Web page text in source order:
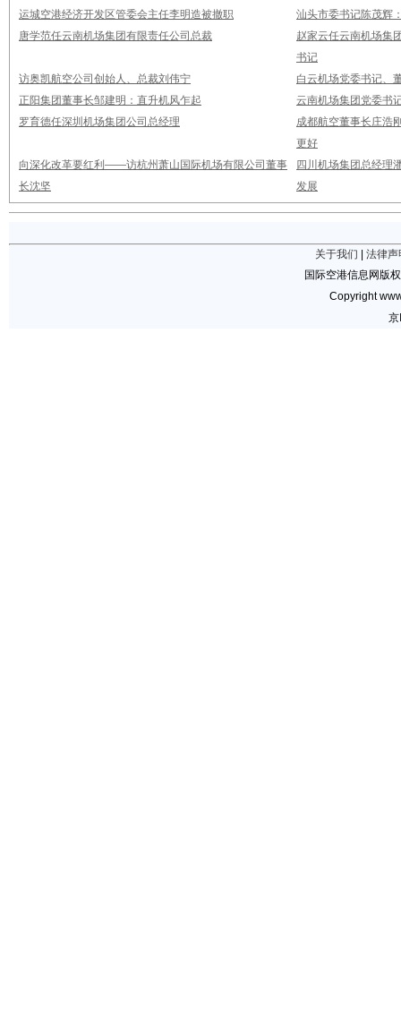
运城空港经济开发区管委会主任李明造被撤职
汕头市委书记陈茂辉
唐学范任云南机场集团有限责任公司总裁
赵家云任云南机场集
书记
访奥凯航空公司创始人、总裁刘伟宁
白云机场党委书记、
正阳集团董事长邹建明：直升机风乍起
云南机场集团党委书
罗育德任深圳机场集团公司总经理
成都航空董事长庄浩
更好
向深化改革要红利——访杭州萧山国际机场有限公司董事
长沈坚
四川机场集团总经理
发展
关于我们
法律声
国际空港信息网版
Copyright